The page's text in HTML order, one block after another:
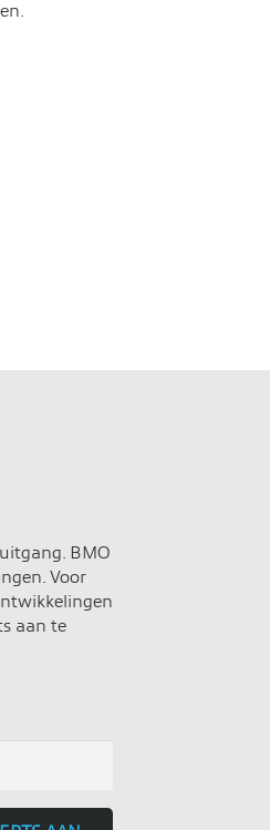
BMO
Voor
aan te